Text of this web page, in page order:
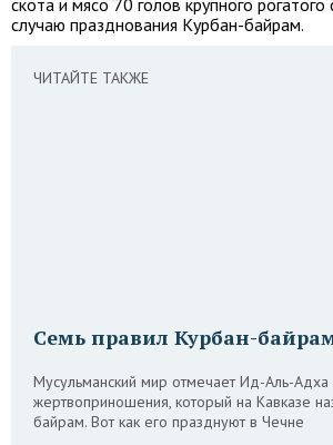
скота и мясо 70 голов крупного
случаю празднования Курбан-байрам.
ЧИТАЙТЕ ТАКЖЕ
Семь правил Курбан-
Мусульманский мир отмечает Ид-Аль-
жертвоприношения, который на Кавказе
байрам. Вот как его празднуют в Чечне